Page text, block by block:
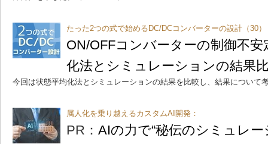
たった2つの式で始めるDC/DCコンバーターの設計（30）
ON/OFFコンバーターの制御不
化法とシミュレーションの結果
今回は状態平均化法とシミュレーションの結果を比較し、結果について
属人化を乗り越えるカスタムAI開発：
PR： AIの力で“秘伝のシミュレ